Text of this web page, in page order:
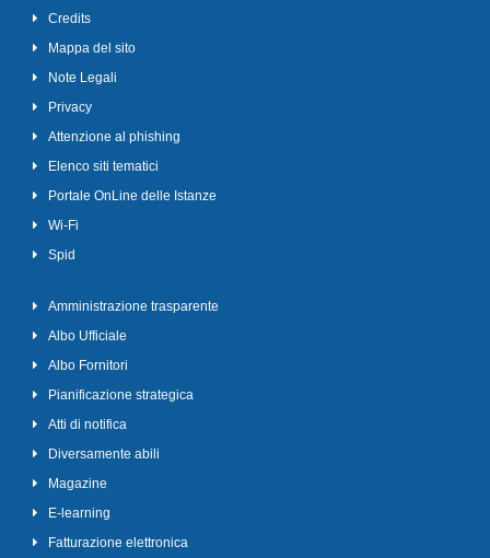
Credits
Mappa del sito
Note Legali
Privacy
Attenzione al phishing
Elenco siti tematici
Portale OnLine delle Istanze
Wi-Fi
Spid
Amministrazione trasparente
Albo Ufficiale
Albo Fornitori
Pianificazione strategica
Atti di notifica
Diversamente abili
Magazine
E-learning
Fatturazione elettronica